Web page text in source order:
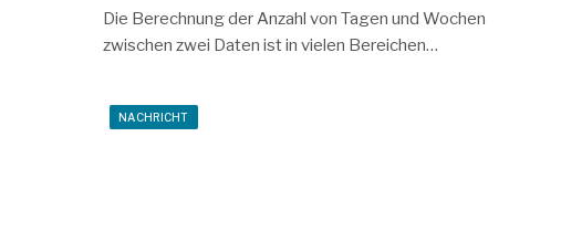
Die Berechnung der Anzahl von Tagen und Wochen
zwischen zwei Daten ist in vielen Bereichen…
NACHRICHT